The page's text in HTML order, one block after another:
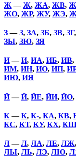
Ж —Ж, ЖА, ЖВ,
ЖО, ЖР, ЖУ, ЖЭ,
З—З, ЗА, ЗБ, ЗВ, ЗГ,
ЗЫ, ЗЮ, ЗЯ
И—И, ИА, ИБ, ИВ,
ИМ, ИН, ИО, ИП, ИР
ИЮ, ИЯ
Й—Й, ЙЕ, ЙИ, ЙО,
К—К, К-, КА, КВ,
КС, КТ, КУ, КХ,
Л—Л, ЛА, ЛЕ, ЛЖ,
ЛЫ, ЛЬ, ЛЭ, ЛЮ,